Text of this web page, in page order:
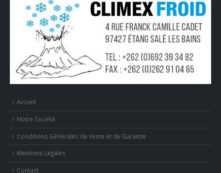
Accueil
Notre Société
Conditions Générales de Vente et de Garantie
Mentions Légales
Contact